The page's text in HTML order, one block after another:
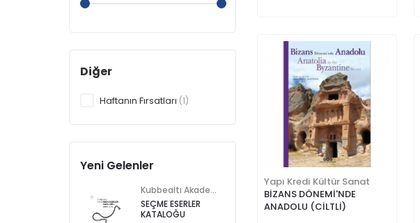
Yapı Kredi Kültür Sanat
BİZANS DÖNEMİ'NDE
ANADOLU (CİLTLİ)
Diğer
Haftanın Fırsatları (1)
Yeni Gelenler
SEÇME ESERLER
KATALOĞU